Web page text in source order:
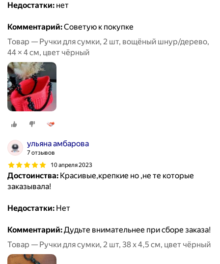
Недостатки: нет
Комментарий:Советую к покупке
Товар — Ручки для сумки, 2 шт, вощёный шнур/дерево,
44 × 4 см, цвет чёрный
ульяна амбарова
7 отзывов
10 апреля 2023
Достоинства: Красивые,крепкие но ,не те которые
заказывала!
Недостатки: Нет
Комментарий:Дудьте внимательнее при сборе заказа!
Товар — Ручки для сумки, 2 шт, 38 x 4,5 см, цвет чёрный